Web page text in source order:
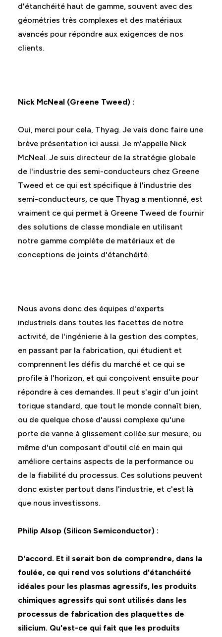
d'étanchéité haut de gamme, souvent avec des
géométries très complexes et des matériaux
avancés pour répondre aux exigences de nos
clients.
Nick McNeal (Greene Tweed) :
Oui, merci pour cela, Thyag. Je vais donc faire une
brève présentation ici aussi. Je m'appelle Nick
McNeal. Je suis directeur de la stratégie globale
de l'industrie des semi-conducteurs chez Greene
Tweed et ce qui est spécifique à l'industrie des
semi-conducteurs, ce que Thyag a mentionné, est
vraiment ce qui permet à Greene Tweed de fournir
des solutions de classe mondiale en utilisant
notre gamme complète de matériaux et de
conceptions de joints d'étanchéité.
Nous avons donc des équipes d'experts
industriels dans toutes les facettes de notre
activité, de l'ingénierie à la gestion des comptes,
en passant par la fabrication, qui étudient et
comprennent les défis du marché et ce qui se
profile à l'horizon, et qui conçoivent ensuite pour
répondre à ces demandes. Il peut s'agir d'un joint
torique standard, que tout le monde connaît bien,
ou de quelque chose d'aussi complexe qu'une
porte de vanne à glissement collée sur mesure, ou
même d'un composant d'outil clé en main qui
améliore certains aspects de la performance ou
de la fiabilité du processus. Ces solutions peuvent
donc exister partout dans l'industrie, et c'est là
que nous investissons.
Philip Alsop (Silicon Semiconductor) :
D'accord. Et il serait bon de comprendre, dans la
foulée, ce qui rend vos solutions d'étanchéité
idéales pour les plasmas agressifs, les produits
chimiques agressifs qui sont utilisés dans les
processus de fabrication des plaquettes de
silicium. Qu'est-ce qui fait que les produits